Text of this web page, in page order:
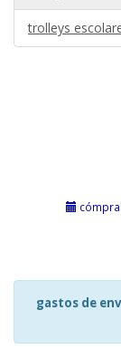
trolleys
gastos de